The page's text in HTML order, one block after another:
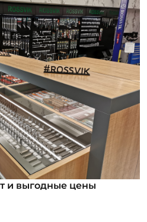
и выгодные цены